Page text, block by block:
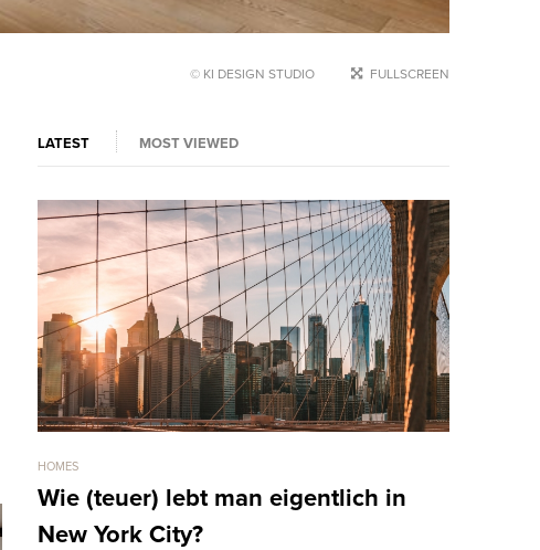
© KI DESIGN STUDIO FULLSCREEN
LATEST MOST VIEWED
HOMES
Wie (teuer) lebt man eigentlich in
New York City?